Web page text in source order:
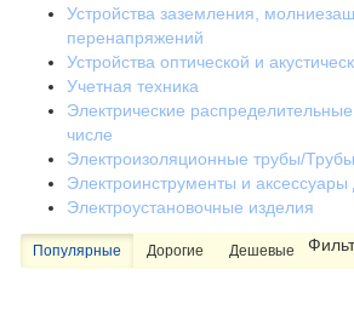
Устройства заземления,
перенапряжений
Устройства оптической и
Учетная техника
Электрические
числе
Электроизоляционные трубы/
Электроинструменты и аксессуары
Электроустановочные изделия
Популярные Дорогие Дешевые